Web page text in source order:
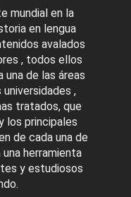
mundial en la
en lengua
avalados
, todos ellos
una de las áreas
,
tratados, que
los principales
de cada una de
herramienta
y estudiosos